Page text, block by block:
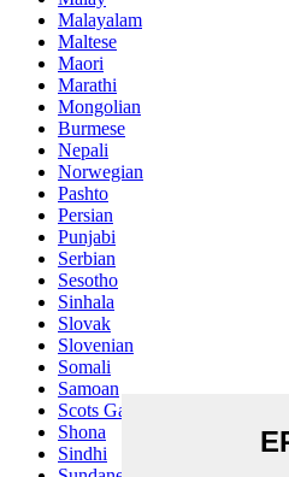
Malayalam
Maltese
Maori
Marathi
Mongolian
Burmese
Nepali
Norwegian
Pashto
Persian
Punjabi
Serbian
Sesotho
Sinhala
Slovak
Slovenian
Somali
Samoan
Scots Gaelic
Shona
Sindhi